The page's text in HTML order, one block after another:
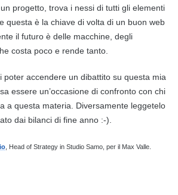
progetto, trova i nessi di tutti gli elementi
questa è la chiave di volta di un buon web
il futuro è delle macchine, degli
costa poco e rende tanto.
poter accendere un dibattito su questa mia
essere un’occasione di confronto con chi
a questa materia. Diversamente leggetelo
dai bilanci di fine anno :-).
, Head of Strategy in Studio Samo, per il Max Valle.